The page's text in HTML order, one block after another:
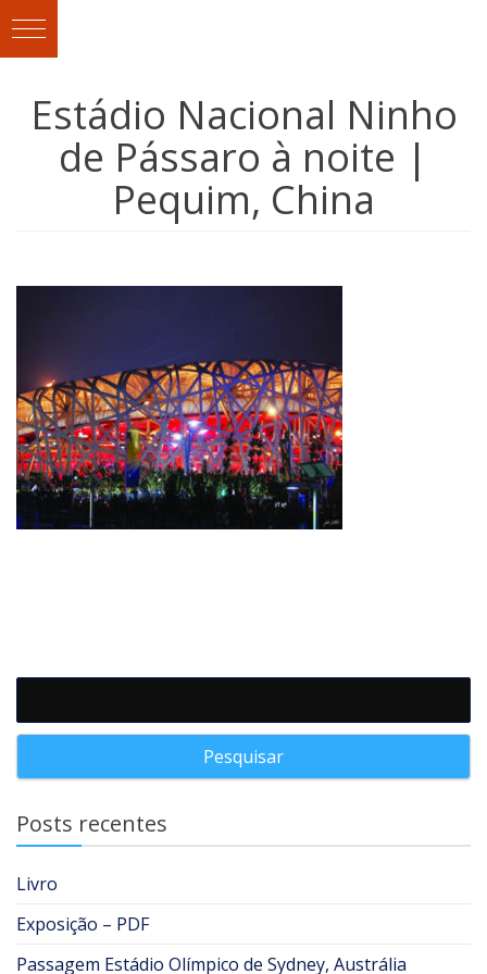
Estádio Nacional Ninho
de Pássaro à noite |
Pequim, China
Posts recentes
Livro
Exposição – PDF
Passagem Estádio Olímpico de Sydney, Austrália